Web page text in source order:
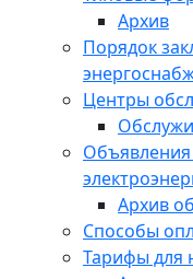
Архив
Порядок
Центры
Архив
Способы
Тарифы для